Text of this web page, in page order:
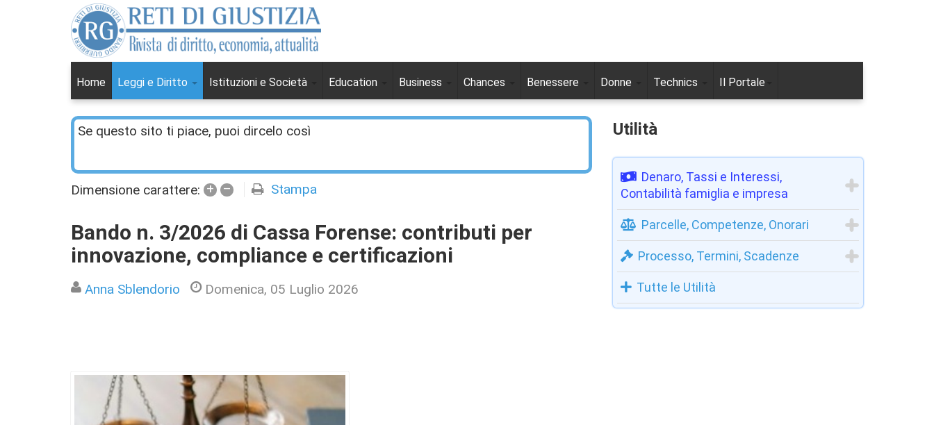
Home Leggi e Diritto Istituzioni e Società Education Business Chances Benessere Donne Technics Il Portale
Se questo sito ti piace, puoi dircelo così
Dimensione carattere: + – Stampa
Bando n. 3/2026 di Cassa Forense: contributi per
innovazione, compliance e certificazioni
Anna Sblendorio Domenica, 05 Luglio 2026
Utilità
Denaro, Tassi e Interessi,
Contabilità famiglia e impresa
Parcelle, Competenze, Onorari
Processo, Termini, Scadenze
Tutte le Utilità